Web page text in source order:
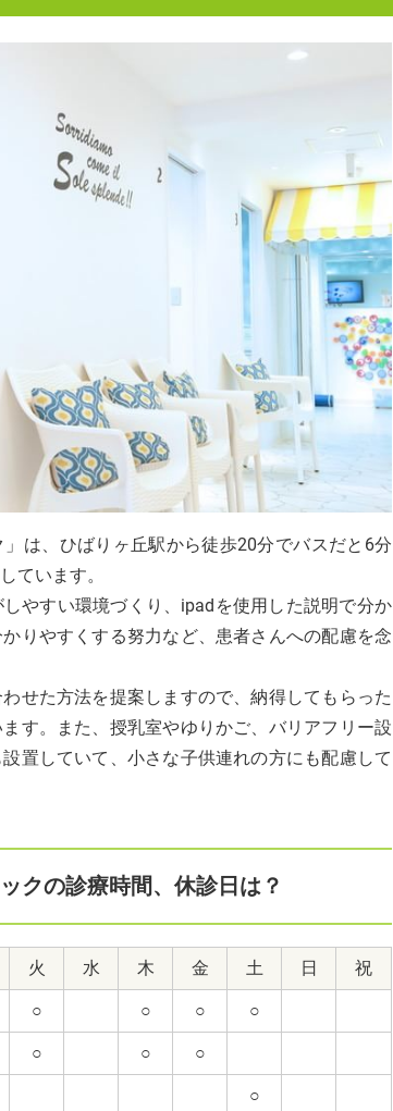
」は、ひばりヶ丘駅から徒歩20分でバスだと6分
ています。
やすい環境づくり、ipadを使用した説明で分か
りやすくする努力など、患者さんへの配慮を念
せた方法を提案しますので、納得してもらった
す。また、授乳室やゆりかご、バリアフリー設
置していて、小さな子供連れの方にも配慮して
クの診療時間、休診日は？
火 水 木 金 土 日 祝
○ ○ ○ ○
○ ○ ○
○